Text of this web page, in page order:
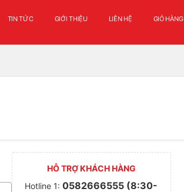
TIN TỨC GIỚI THIỆU LIÊN HỆ GIỎ HÀNG
HỖ TRỢ KHÁCH HÀNG
Hotline 1:0582666555 (8:30-